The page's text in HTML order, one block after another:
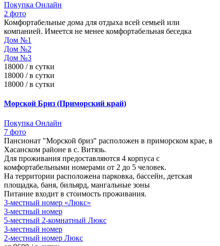
Покупка Онлайн
2 фото
Комфортабельные дома для отдыха всей семьей или
компанией. Имеется не менее комфортабельная беседка
Дом №1
Дом №2
Дом №3
18000 / в сутки
18000 / в сутки
18000 / в сутки
Морской Бриз (Приморский край)
Покупка Онлайн
7 фото
Пансионат "Морской бриз" расположен в приморском крае, в
Хасанском районе в с. Витязь.
Для проживания предоставляются 4 корпуса с
комфортабельными номерами от 2 до 5 человек.
На территории расположена парковка, бассейн, детская
площадка, баня, бильярд, мангальные зоны
Питание входит в стоимость проживания.
3-местный номер «Люкс»
3-местный номер
5-местный 2-комнатный Люкс
3-местный номер
2-местный номер Люкс